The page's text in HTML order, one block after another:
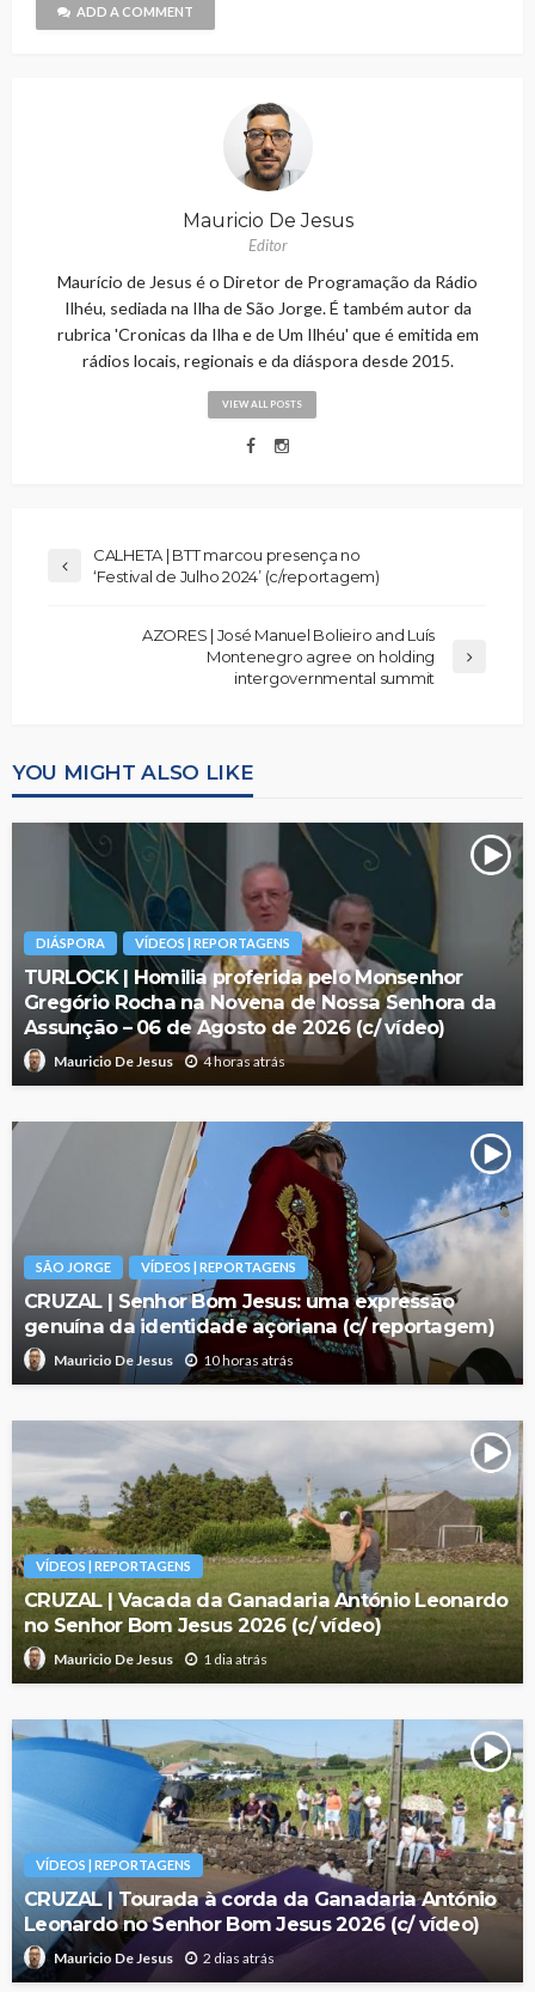
ADD A COMMENT
Mauricio De Jesus
Editor
Maurício de Jesus é o Diretor de Programação da Rádio
Ilhéu, sediada na Ilha de São Jorge. É também autor da
rubrica 'Cronicas da Ilha e de Um Ilhéu' que é emitida em
rádios locais, regionais e da diáspora desde 2015.
VIEW ALL POSTS
CALHETA | BTT marcou presença no
‘Festival de Julho 2024’ (c/reportagem)
AZORES | José Manuel Bolieiro and Luís
Montenegro agree on holding
intergovernmental summit
YOU MIGHT ALSO LIKE
DIÁSPORA VÍDEOS | REPORTAGENS
TURLOCK | Homilia proferida pelo Monsenhor
Gregório Rocha na Novena de Nossa Senhora da
Assunção – 06 de Agosto de 2026 (c/ vídeo)
Mauricio De Jesus 4 horas atrás
SÃO JORGE VÍDEOS | REPORTAGENS
CRUZAL | Senhor Bom Jesus: uma expressão
genuína da identidade açoriana (c/ reportagem)
Mauricio De Jesus 10 horas atrás
VÍDEOS | REPORTAGENS
CRUZAL | Vacada da Ganadaria António Leonardo
no Senhor Bom Jesus 2026 (c/ vídeo)
Mauricio De Jesus 1 dia atrás
VÍDEOS | REPORTAGENS
CRUZAL | Tourada à corda da Ganadaria António
Leonardo no Senhor Bom Jesus 2026 (c/ vídeo)
Mauricio De Jesus 2 dias atrás